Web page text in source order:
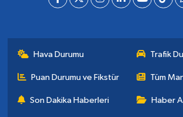
Hava Durumu Trafik
Puan Durumu ve Fikstür Tüm
Son Dakika Haberleri Haber